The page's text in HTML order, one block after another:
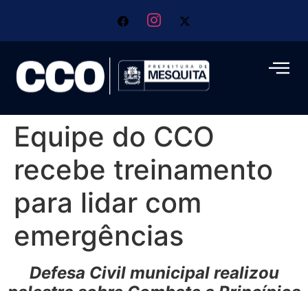
Equipe do CCO
recebe treinamento
para lidar com
emergências
Defesa Civil municipal realizou